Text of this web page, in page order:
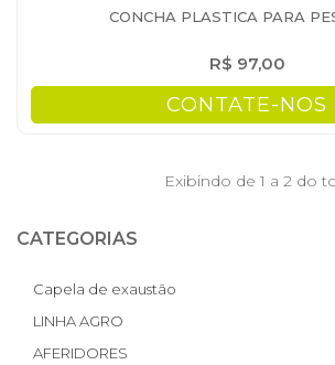
CATEGORIAS
Capela de exaustão
LINHA AGRO
AFERIDORES
CONCHA PLASTICA PARA
R$ 97,00
CONTATE-NOS
Exibindo de 1 a 2 do